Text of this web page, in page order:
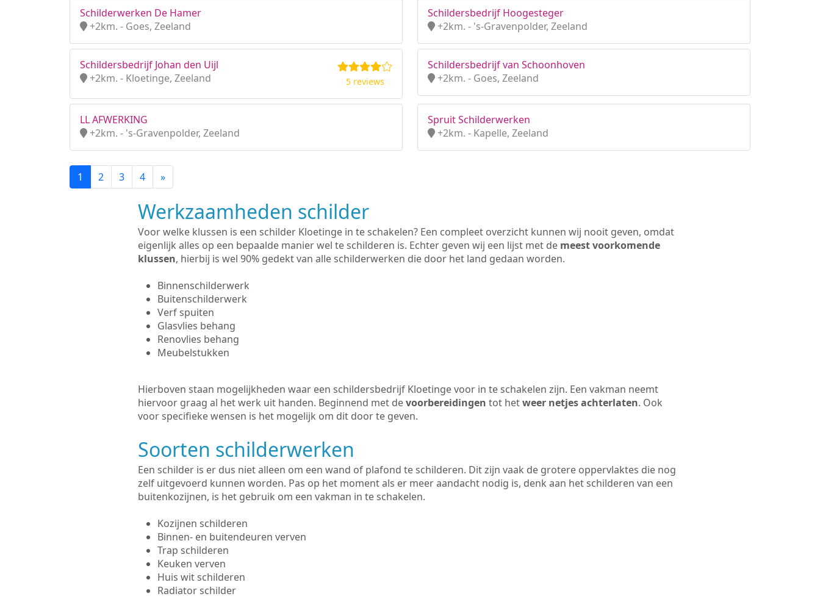
Schilderwerken De Hamer
+2km. - Goes, Zeeland
Schildersbedrijf Hoogesteger
+2km. - 's-Gravenpolder, Zeeland
Schildersbedrijf Johan den Uijl
+2km. - Kloetinge, Zeeland
5 reviews
Schildersbedrijf van Schoonhoven
+2km. - Goes, Zeeland
LL AFWERKING
+2km. - 's-Gravenpolder, Zeeland
Spruit Schilderwerken
+2km. - Kapelle, Zeeland
1 2 3 4 »
Werkzaamheden schilder
Voor welke klussen is een schilder Kloetinge in te schakelen? Een compleet overzicht kunnen wij nooit geven, omdat
eigenlijk alles op een bepaalde manier wel te schilderen is. Echter geven wij een lijst met de meest voorkomende
klussen, hierbij is wel 90% gedekt van alle schilderwerken die door het land gedaan worden.
Binnenschilderwerk
Buitenschilderwerk
Verf spuiten
Glasvlies behang
Renovlies behang
Meubelstukken
Hierboven staan mogelijkheden waar een schildersbedrijf Kloetinge voor in te schakelen zijn. Een vakman neemt
hiervoor graag al het werk uit handen. Beginnend met devoorbereidingen tot hetweer netjes achterlaten. Ook
voor specifieke wensen is het mogelijk om dit door te geven.
Soorten schilderwerken
Een schilder is er dus niet alleen om een wand of plafond te schilderen. Dit zijn vaak de grotere oppervlaktes die nog
zelf uitgevoerd kunnen worden. Pas op het moment als er meer aandacht nodig is, denk aan het schilderen van een
buitenkozijnen, is het gebruik om een vakman in te schakelen.
Kozijnen schilderen
Binnen- en buitendeuren verven
Trap schilderen
Keuken verven
Huis wit schilderen
Radiator schilder